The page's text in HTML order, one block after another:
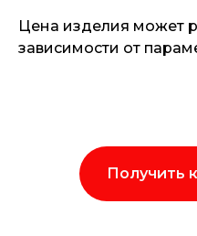
Цена изделия может
зависимости от
Получить